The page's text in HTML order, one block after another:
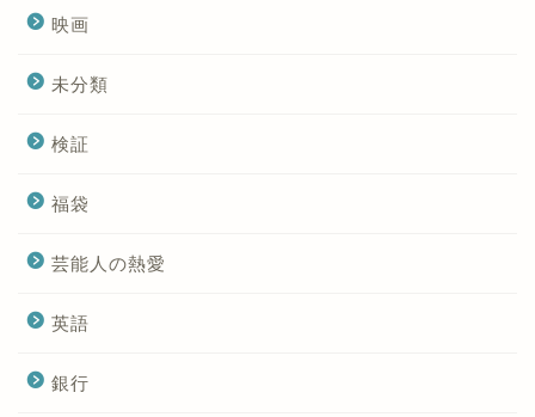
映画
未分類
検証
福袋
芸能人の熱愛
英語
銀行